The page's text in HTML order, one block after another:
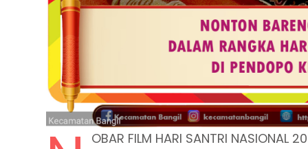
OBAR FILM HARI SANTRI NASIONAL